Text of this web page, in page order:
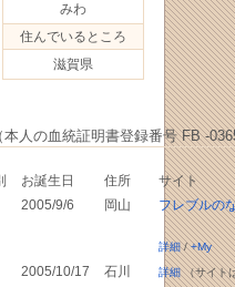
みわ
住んでいるところ
滋賀県
人の血統証明書登録番号 FB -
お誕生日 住所
サイト
2005/9/6 岡山 フレブルの
詳細/+My
2005/10/17 石川 詳細（サイト